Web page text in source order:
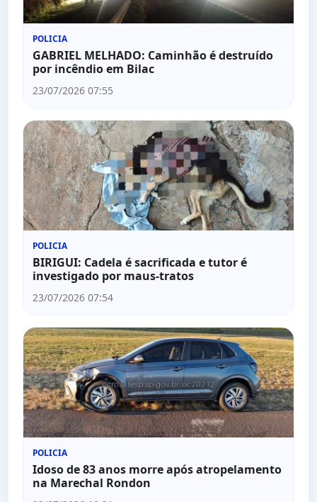
POLICIA
GABRIEL MELHADO: Caminhão é destruído
por incêndio em Bilac
23/07/2026 07:55
POLICIA
BIRIGUI: Cadela é sacrificada e tutor é
investigado por maus-tratos
23/07/2026 07:54
POLICIA
Idoso de 83 anos morre após atropelamento
na Marechal Rondon